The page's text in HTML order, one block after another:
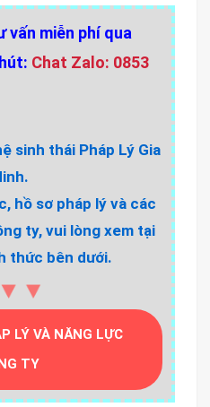
vấn miễn phí qua
Chat Zalo: 0853
sinh thái Pháp Lý Gia
hồ sơ pháp lý và các
ty, vui lòng xem tại
thức bên dưới.
LÝ VÀ NĂNG LỰC
TY